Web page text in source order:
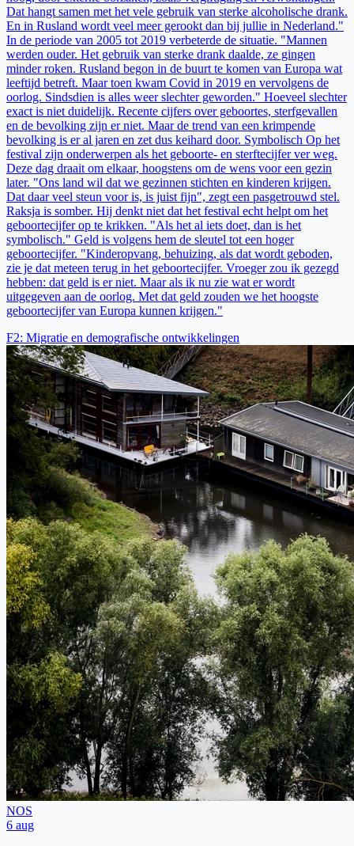
Dat hangt samen met het vele gebruik van sterke alcoholische drank.
En in Rusland wordt veel meer gerookt dan bij jullie in Nederland."
In de periode van 2005 tot 2019 verbeterde de situatie. "Mannen
werden ouder. Het gebruik van sterke drank daalde, ze gingen
minder roken. Rusland begon in de buurt te komen van Europa wat
leeftijd betreft. Maar toen kwam Covid in 2019 en vervolgens de
oorlog. Sindsdien is alles weer slechter geworden." Hoeveel slechter
exact is niet duidelijk. Recente cijfers over geboortes, sterfgevallen
en de bevolking zijn er niet. Maar de trend van een krimpende
bevolking is er al jaren en zet dus keihard door. Symbolisch Op het
festival zijn onderwerpen als het geboorte- en sterftecijfer ver weg.
Deze dag draait om elkaar, hoogstens om de wens voor een gezin
later. "Ons land wil dat we gezinnen stichten en kinderen krijgen.
Dat daar veel steun voor is, is juist fijn", zegt een pasgetrouwd stel.
Raksja is somber. Hij denkt niet dat het festival echt helpt om het
geboortecijfer op te krikken. "Als het al iets doet, dan is het
symbolisch." Geld is volgens hem de sleutel tot een hoger
geboortecijfer. "Kinderopvang, behuizing, als dat wordt geboden,
zie je dat meteen terug in het geboortecijfer. Vroeger zou ik gezegd
hebben: dat geld is er niet. Maar als ik nu zie wat er wordt
uitgegeven aan de oorlog. Met dat geld zouden we het hoogste
geboortecijfer van Europa kunnen krijgen."
F2: Migratie en demografische ontwikkelingen
NOS
6 aug